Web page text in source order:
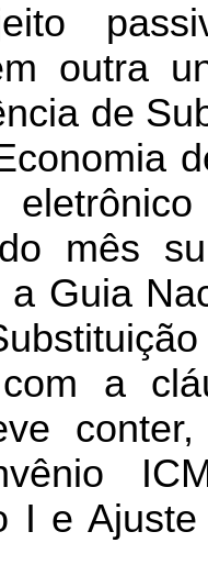
outra
de
mês
a Guia
com a
I e